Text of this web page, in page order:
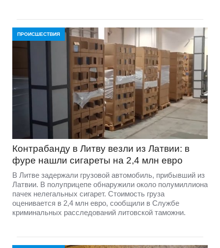
ПРОИСШЕСТВИЯ
Контрабанду в Литву везли из Латвии: в
фуре нашли сигареты на 2,4 млн евро
В Литве задержали грузовой автомобиль, прибывший из
Латвии. В полуприцепе обнаружили около полумиллиона
пачек нелегальных сигарет. Стоимость груза
оценивается в 2,4 млн евро, сообщили в Службе
криминальных расследований литовской таможни.